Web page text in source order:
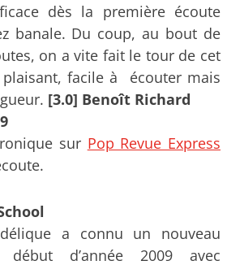
dès la première écoute
banale. Du coup, au bout de
on a vite fait le tour de cet
facile à écouter mais
[3.0] Benoît Richard
sur Pop Revue Express
a connu un nouveau
d’année 2009 avec